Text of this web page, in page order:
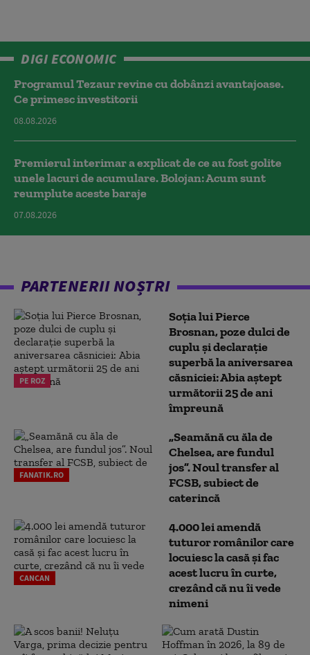
DIGI ECONOMIC
Programul Tezaur revine cu dobânzi avantajoase.
Ce primesc investitorii
08.08.2026
Premierul interimar a explicat de ce au fost golite
unele lacuri de acumulare. Bolojan: Acum sunt
reumplute aceste baraje
07.08.2026
PARTENERII NOȘTRI
PE ROZ
Soția lui Pierce
Brosnan, poze dulci de
cuplu și declarație
superbă la aniversarea
căsniciei: Abia aștept
următorii 25 de ani
împreună
FANATIK.RO
„Seamănă cu ăla de
Chelsea, are fundul
jos”. Noul transfer al
FCSB, subiect de
caterincă
CANCAN
4.000 lei amendă
tuturor românilor care
locuiesc la casă și fac
acest lucru în curte,
crezând că nu îi vede
nimeni